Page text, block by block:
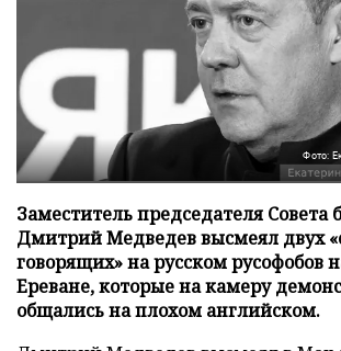
Фото:
Заместитель председателя Совета
Дмитрий Медведев высмеял двух
говорящих» на русском русофобов
Ереване, которые на камеру
общались на плохом английском.